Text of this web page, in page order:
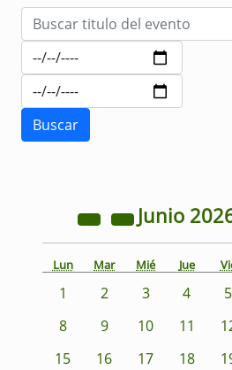
Junio
Lun Mar Mié Jue
1 2 3 4 5
8
9 10 11
15
16 17 18